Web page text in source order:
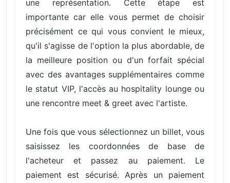
une représentation. Cette étape est
importante car elle vous permet de choisir
précisément ce qui vous convient le mieux,
qu'il s'agisse de l'option la plus abordable, de
la meilleure position ou d'un forfait spécial
avec des avantages supplémentaires comme
le statut VIP, l'accès au hospitality lounge ou
une rencontre meet & greet avec l'artiste.
Une fois que vous sélectionnez un billet, vous
saisissez les coordonnées de base de
l'acheteur et passez au paiement. Le
paiement est sécurisé. Après un paiement